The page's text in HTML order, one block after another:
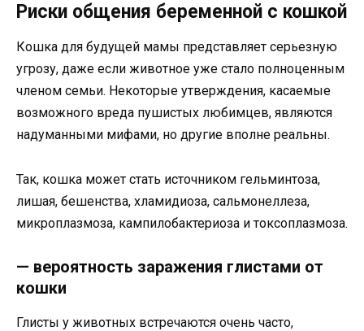
Риски общения беременной с кошкой
Кошка для будущей мамы представляет серьезную
угрозу, даже если животное уже стало полноценным
членом семьи. Некоторые утверждения, касаемые
возможного вреда пушистых любимцев, являются
надуманными мифами, но другие вполне реальны.
Так, кошка может стать источником гельминтоза,
лишая, бешенства, хламидиоза, сальмонеллеза,
микроплазмоза, кампилобактериоза и токсоплазмоза.
— вероятность заражения глистами от
кошки
Глисты у животных встречаются очень часто,